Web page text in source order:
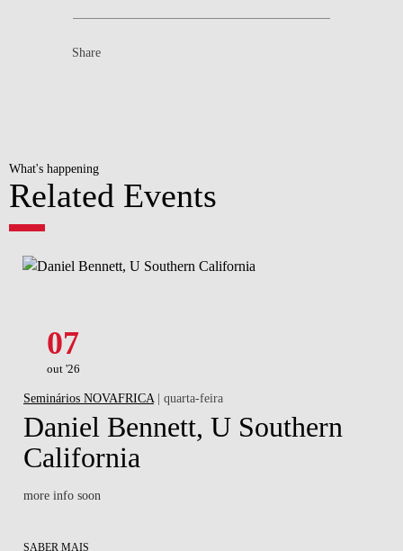
Share
What's happening
Related Events
07
out '26
Seminários NOVAFRICA | quarta-feira
Daniel Bennett, U Southern
California
more info soon
SABER MAIS